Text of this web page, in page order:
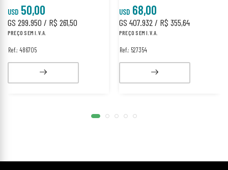
USD 50,00
GS 299.950 / R$ 261,50
PREÇO SEM I.V.A.
Ref.: 486705
USD 68,00
GS 407.932 / R$ 355,64
PREÇO SEM I.V.A.
Ref.: 527354